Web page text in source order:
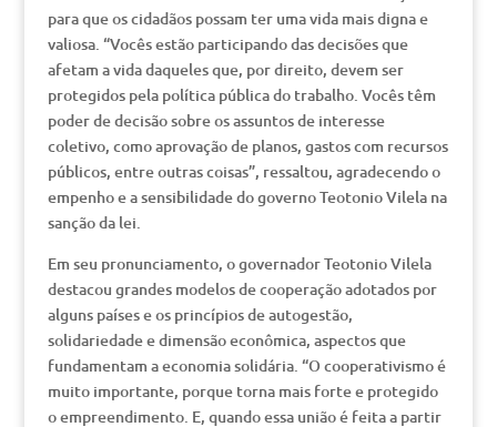
para que os cidadãos possam ter uma vida mais digna e
valiosa. “Vocês estão participando das decisões que
afetam a vida daqueles que, por direito, devem ser
protegidos pela política pública do trabalho. Vocês têm
poder de decisão sobre os assuntos de interesse
coletivo, como aprovação de planos, gastos com recursos
públicos, entre outras coisas”, ressaltou, agradecendo o
empenho e a sensibilidade do governo Teotonio Vilela na
sanção da lei.
Em seu pronunciamento, o governador Teotonio Vilela
destacou grandes modelos de cooperação adotados por
alguns países e os princípios de autogestão,
solidariedade e dimensão econômica, aspectos que
fundamentam a economia solidária. “O cooperativismo é
muito importante, porque torna mais forte e protegido
o empreendimento. E, quando essa união é feita a partir